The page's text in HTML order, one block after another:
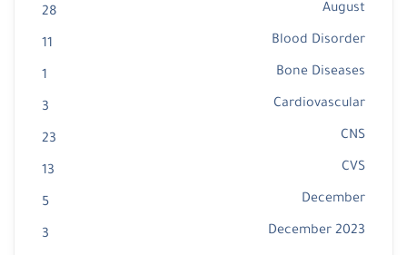
August
28
Blood Disorder
11
Bone Diseases
1
Cardiovascular
3
CNS
23
CVS
13
December
5
December 2023
3